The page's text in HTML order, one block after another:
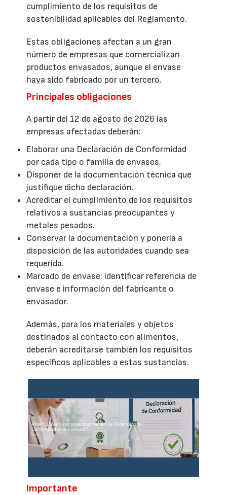
cumplimiento de los requisitos de
sostenibilidad aplicables del Reglamento.
Estas obligaciones afectan a un gran
número de empresas que comercializan
productos envasados, aunque el envase
haya sido fabricado por un tercero.
Principales obligaciones
A partir del 12 de agosto de 2026 las
empresas afectadas deberán:
Elaborar una Declaración de Conformidad
por cada tipo o familia de envases.
Disponer de la documentación técnica que
justifique dicha declaración.
Acreditar el cumplimiento de los requisitos
relativos a sustancias preocupantes y
metales pesados.
Conservar la documentación y ponerla a
disposición de las autoridades cuando sea
requerida.
Marcado de envase: identificar referencia de
envase e información del fabricante o
envasador.
Además, para los materiales y objetos
destinados al contacto con alimentos,
deberán acreditarse también los requisitos
específicos aplicables a estas sustancias.
Importante